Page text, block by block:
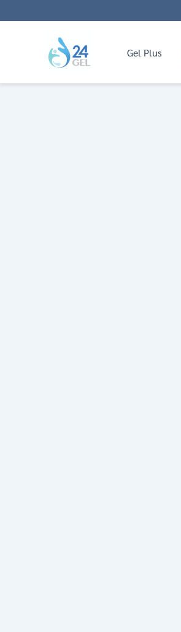
to
Gel Plus